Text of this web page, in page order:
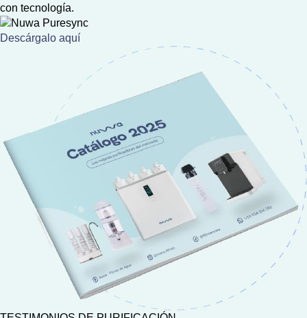
con tecnología.
Descárgalo aquí